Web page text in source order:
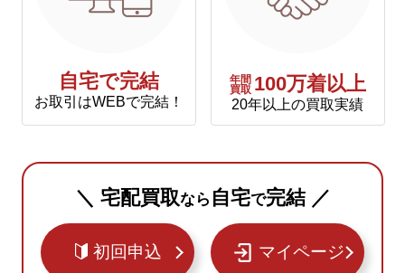
自宅で完結
お取引はWEBで完結！
年間
買取 100万着以上
20年以上の買取実績
＼ 宅配買取なら 自宅で完結 ／
初回申込 マイページ